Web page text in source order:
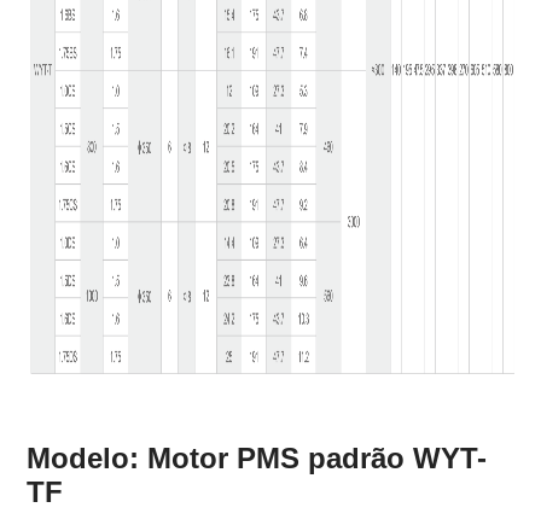
Modelo: Motor PMS padrão WYT-
TF